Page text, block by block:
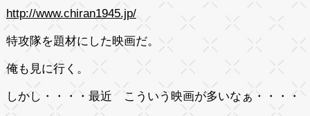
http://www.chiran1945.jp/
特攻隊を題材にした映画だ。
俺も見に行く。
しかし・・・・最近 こういう映画が多いなぁ・・・・